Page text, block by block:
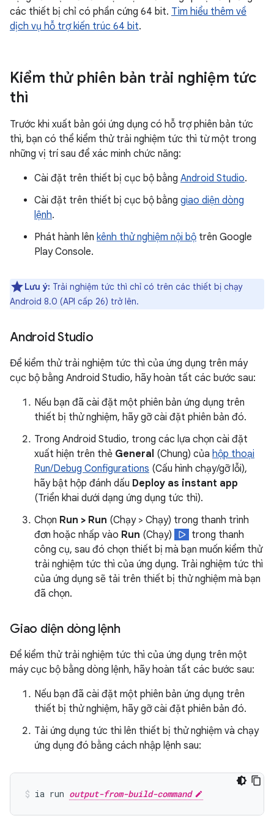
các thiết bị chỉ có phần cứng 64 bit. Tìm hiểu thêm về
dịch vụ hỗ trợ kiến trúc 64 bit.
Kiểm thử phiên bản trải nghiệm tức
thì
Trước khi xuất bản gói ứng dụng có hỗ trợ phiên bản tức
thì, bạn có thể kiểm thử trải nghiệm tức thì từ một trong
những vị trí sau để xác minh chức năng:
Cài đặt trên thiết bị cục bộ bằng Android Studio.
Cài đặt trên thiết bị cục bộ bằng giao diện dòng
lệnh.
Phát hành lên kênh thử nghiệm nội bộ trên Google
Play Console.
Lưu ý: Trải nghiệm tức thì chỉ có trên các thiết bị chạy
Android 8.0 (API cấp 26) trở lên.
Android Studio
Để kiểm thử trải nghiệm tức thì của ứng dụng trên máy
cục bộ bằng Android Studio, hãy hoàn tất các bước sau:
Nếu bạn đã cài đặt một phiên bản ứng dụng trên
thiết bị thử nghiệm, hãy gỡ cài đặt phiên bản đó.
Trong Android Studio, trong các lựa chọn cài đặt
xuất hiện trên thẻ General (Chung) của hộp thoại
Run/Debug Configurations (Cấu hình chạy/gỡ lỗi),
hãy bật hộp đánh dấu Deploy as instant app
(Triển khai dưới dạng ứng dụng tức thì).
Chọn Run > Run (Chạy > Chạy) trong thanh trình
đơn hoặc nhấp vào Run (Chạy)
trong thanh
công cụ, sau đó chọn thiết bị mà bạn muốn kiểm thử
trải nghiệm tức thì của ứng dụng. Trải nghiệm tức thì
của ứng dụng sẽ tải trên thiết bị thử nghiệm mà bạn
đã chọn.
Giao diện dòng lệnh
Để kiểm thử trải nghiệm tức thì của ứng dụng trên một
máy cục bộ bằng dòng lệnh, hãy hoàn tất các bước sau:
Nếu bạn đã cài đặt một phiên bản ứng dụng trên
thiết bị thử nghiệm, hãy gỡ cài đặt phiên bản đó.
Tải ứng dụng tức thì lên thiết bị thử nghiệm và chạy
ứng dụng đó bằng cách nhập lệnh sau:
ia run output-from-build-command